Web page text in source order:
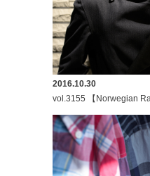
2016.10.30
vol.3155 【Norwegian